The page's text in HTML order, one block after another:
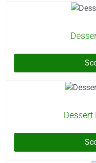
Dessert